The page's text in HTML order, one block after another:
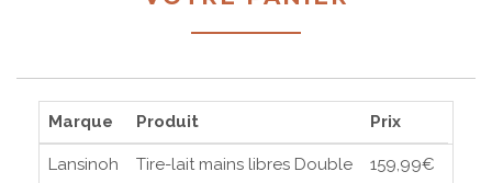
Marque Produit Prix
Lansinoh Tire-lait mains libres Double 159,99€